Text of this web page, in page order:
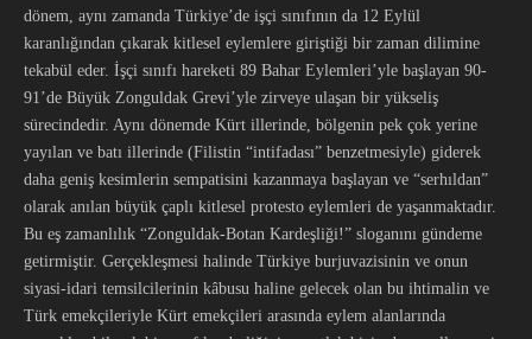
dönem, aynı zamanda Türkiye’de işçi sınıfının da 12 Eylül
karanlığından çıkarak kitlesel eylemlere giriştiği bir zaman dilimine
tekabül eder. İşçi sınıfı hareketi 89 Bahar Eylemleri’yle başlayan 90-
91’de Büyük Zonguldak Grevi’yle zirveye ulaşan bir yükseliş
sürecindedir. Aynı dönemde Kürt illerinde, bölgenin pek çok yerine
yayılan ve batı illerinde (Filistin “intifadası” benzetmesiyle) giderek
daha geniş kesimlerin sempatisini kazanmaya başlayan ve “serhıldan”
olarak anılan büyük çaplı kitlesel protesto eylemleri de yaşanmaktadır.
Bu eş zamanlılık “Zonguldak-Botan Kardeşliği!” sloganını gündeme
getirmiştir. Gerçekleşmesi halinde Türkiye burjuvazisinin ve onun
siyasi-idari temsilcilerinin kâbusu haline gelecek olan bu ihtimalin ve
Türk emekçileriyle Kürt emekçileri arasında eylem alanlarında